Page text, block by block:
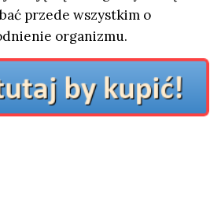
przede wszystkim o
organizmu.